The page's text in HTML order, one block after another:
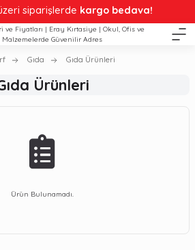
siparişlerde kargo bedava!
Gıda Gıda Ürünleri
Ürünleri
Ürün Bulunamadı.